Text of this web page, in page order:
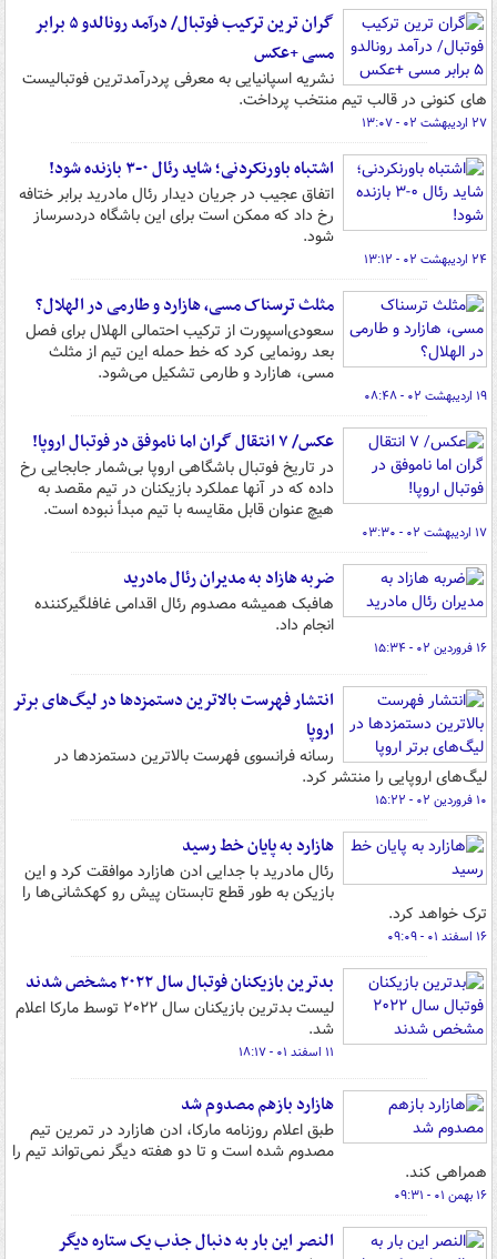
گران ترین ترکیب فوتبال/ درآمد رونالدو ۵ برابر
مسی +عکس
نشریه اسپانیایی به معرفی پردرآمدترین فوتبالیست
های کنونی در قالب تیم منتخب پرداخت.
۲۷ اردیبهشت ۰۲ - ۱۳:۰۷
اشتباه باورنکردنی؛ شاید رئال ۰-۳ بازنده شود!
اتفاق عجیب در جریان دیدار رئال مادرید برابر ختافه
رخ داد که ممکن است برای این باشگاه دردسرساز
شود.
۲۴ اردیبهشت ۰۲ - ۱۳:۱۲
مثلث ترسناک مسی، هازارد و طارمی در الهلال؟
سعودی‌اسپورت از ترکیب احتمالی الهلال برای فصل
بعد رونمایی کرد که خط حمله این تیم از مثلث
مسی، هازارد و طارمی تشکیل می‌شود.
۱۹ اردیبهشت ۰۲ - ۰۸:۴۸
عکس/ ۷ انتقال گران اما ناموفق در فوتبال اروپا!
در تاریخ فوتبال باشگاهی اروپا بی‌شمار جابجایی رخ
داده که در آنها عملکرد بازیکنان در تیم مقصد به
هیچ عنوان قابل مقایسه با تیم مبدأ نبوده است.
۱۷ اردیبهشت ۰۲ - ۰۳:۳۰
ضربه هازاد به مدیران رئال مادرید
هافبک همیشه مصدوم رئال اقدامی غافلگیرکننده
انجام داد.
۱۶ فروردین ۰۲ - ۱۵:۳۴
انتشار فهرست بالاترین دستمزدها در لیگ‌های برتر
اروپا
رسانه فرانسوی فهرست بالاترین دستمزدها در
لیگ‌های اروپایی را منتشر کرد.
۱۰ فروردین ۰۲ - ۱۵:۲۲
هازارد به پایان خط رسید
رئال مادرید با جدایی ادن هازارد موافقت کرد و این
بازیکن به طور قطع تابستان پیش رو کهکشانی‌ها را
ترک خواهد کرد.
۱۶ اسفند ۰۱ - ۰۹:۰۹
بدترین بازیکنان فوتبال سال ۲۰۲۲ مشخص شدند
لیست بدترین بازیکنان سال ۲۰۲۲ توسط مارکا اعلام
شد.
۱۱ اسفند ۰۱ - ۱۸:۱۷
هازارد بازهم مصدوم شد
طبق اعلام روزنامه مارکا، ادن هازارد در تمرین تیم
مصدوم شده است و تا دو هفته دیگر نمی‌تواند تیم را
همراهی کند.
۱۶ بهمن ۰۱ - ۰۹:۳۱
النصر این بار به دنبال جذب یک ستاره دیگر